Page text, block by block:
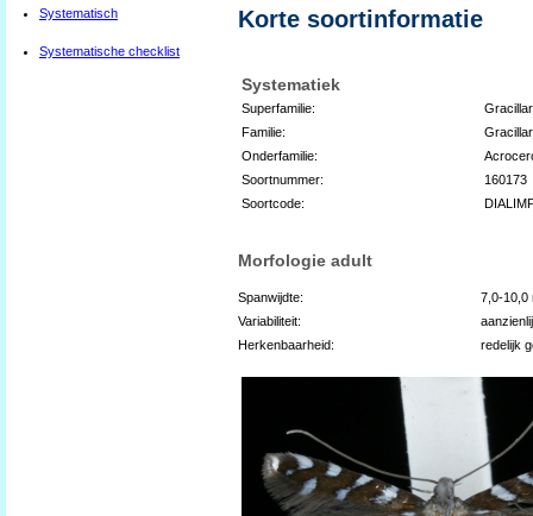
Systematisch
Systematische checklist
Korte soortinformatie
Systematiek
Superfamilie:
Familie:
Onderfamilie:
Soortnummer:
160173
Soortcode:
Morfologie adult
Spanwijdte:
7,0-10,0
Variabiliteit:
Herkenbaarheid:
redelijk